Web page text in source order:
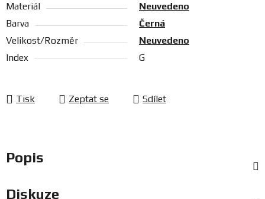
Materiál
Neuvedeno
Barva
Černá
Velikost/Rozměr
Neuvedeno
Index
G
Tisk Zeptat se Sdílet
Popis
Diskuze